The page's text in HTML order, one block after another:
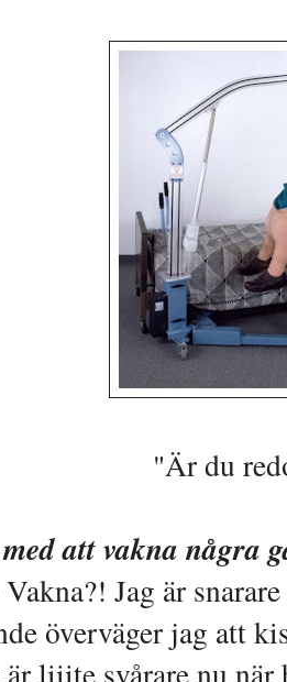
"Är du
att vakna några
Vakna?! Jag är
överväger jag att